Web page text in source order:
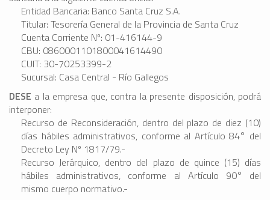
Entidad Bancaria: Banco Santa Cruz S.A.
Titular: Tesorería General de la Provincia de Santa Cruz
Cuenta Corriente Nº: 01-416144-9
CBU: 0860001101800041614490
CUIT: 30-70253399-2
Sucursal: Casa Central - Río Gallegos
DESE a la empresa que, contra la presente disposición, podrá
interponer:
Recurso de Reconsideración, dentro del plazo de diez (10)
días hábiles administrativos, conforme al Artículo 84° del
Decreto Ley Nº 1817/79.-
Recurso Jerárquico, dentro del plazo de quince (15) días
hábiles administrativos, conforme al Artículo 90° del
mismo cuerpo normativo.-